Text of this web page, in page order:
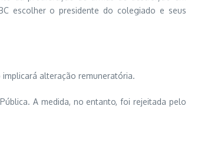
escolher o presidente do colegiado e seus
alteração remuneratória.
A medida, no entanto, foi rejeitada pelo